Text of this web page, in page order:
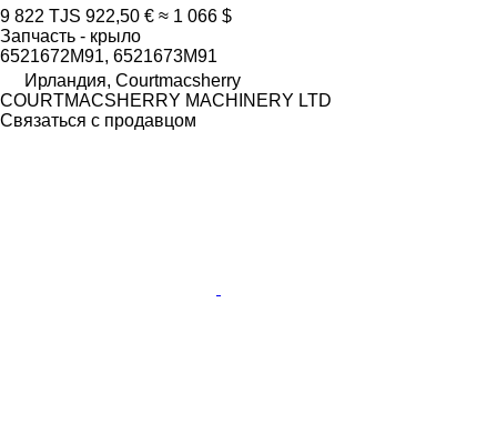
9 822 TJS 922,50 € ≈ 1 066 $
Запчасть - крыло
6521672M91, 6521673M91
Ирландия, Courtmacsherry
COURTMACSHERRY MACHINERY LTD
Связаться с продавцом